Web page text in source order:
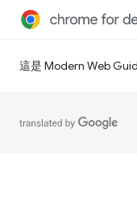
這是 Modern Web